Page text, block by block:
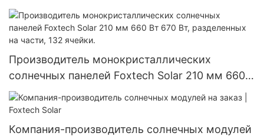
алюминиевый, водонепроницаемый IP66,
мощностью 60 Вт, 80 Вт, 100 Вт.
Производитель монокристаллических
солнечных панелей Foxtech Solar 210 мм 660
Вт 670 Вт, разделенных на части, 132 ячейки.
Компания-производитель солнечных модулей